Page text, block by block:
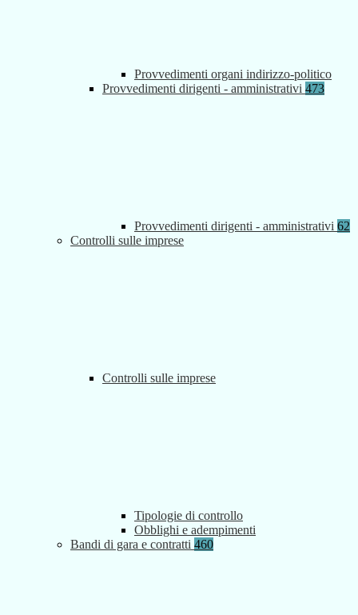
Provvedimenti organi indirizzo-politico
Provvedimenti dirigenti - amministrativi 473
Provvedimenti dirigenti - amministrativi 62
Controlli sulle imprese
Controlli sulle imprese
Tipologie di controllo
Obblighi e adempimenti
Bandi di gara e contratti 460